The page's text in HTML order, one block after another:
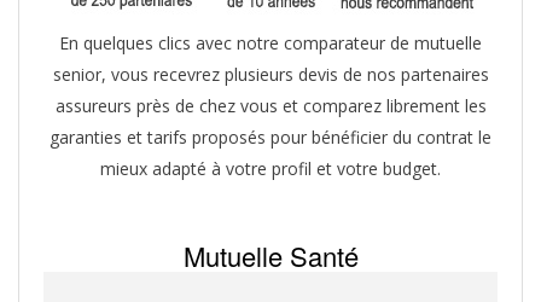
En quelques clics avec notre comparateur de mutuelle
senior, vous recevrez plusieurs devis de nos partenaires
assureurs près de chez vous et comparez librement les
garanties et tarifs proposés pour bénéficier du contrat le
mieux adapté à votre profil et votre budget.